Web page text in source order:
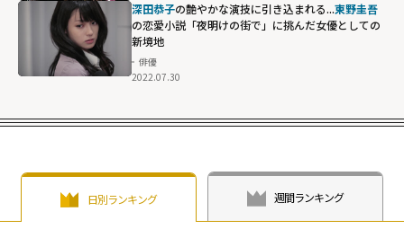
深田恭子の艶やかな演技に引き込まれる...東野圭吾
の恋愛小説「夜明けの街で」に挑んだ女優としての
新境地
俳優
2022.07.30
日別ランキング 週間ランキング